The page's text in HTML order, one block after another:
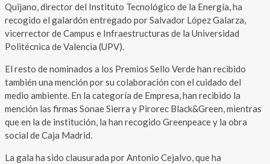
Quijano, director del Instituto Tecnológico de la Energía, ha
recogido el galardón entregado por Salvador López Galarza,
vicerrector de Campus e Infraestructuras de la Universidad
Politécnica de Valencia (UPV).
El resto de nominados a los Premios Sello Verde han recibido
también una mención por su colaboración con el cuidado del
medio ambiente. En la categoría de Empresa, han recibido la
mención las firmas Sonae Sierra y Pirorec Black&Green, mientras
que en la de institución, la han recogido Greenpeace y la obra
social de Caja Madrid.
La gala ha sido clausurada por Antonio Cejalvo, que ha